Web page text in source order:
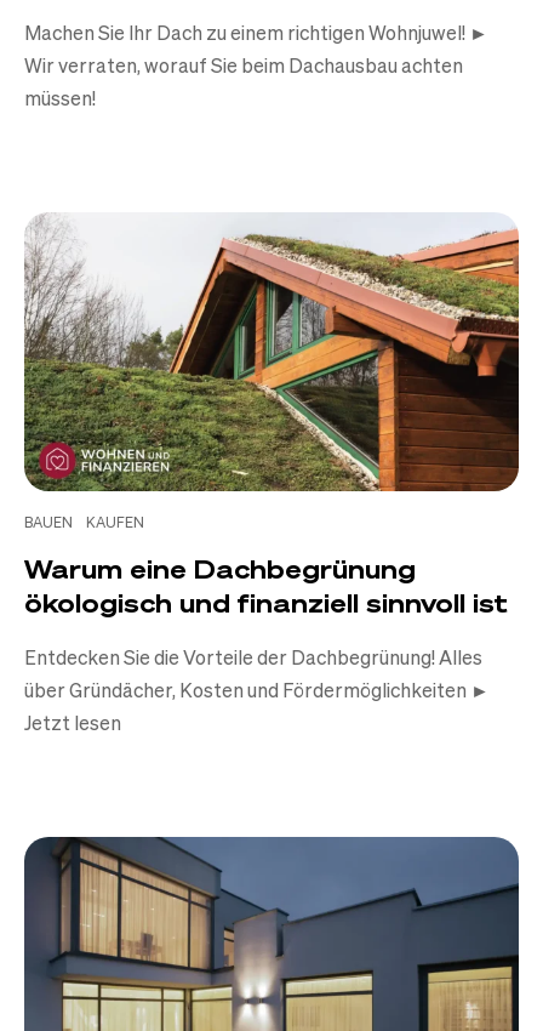
Machen Sie Ihr Dach zu einem richtigen Wohnjuwel! ►
Wir verraten, worauf Sie beim Dachausbau achten
müssen!
BAUEN KAUFEN
Warum eine Dachbegrünung
ökologisch und finanziell sinnvoll ist
Entdecken Sie die Vorteile der Dachbegrünung! Alles
über Gründächer, Kosten und Fördermöglichkeiten ►
Jetzt lesen